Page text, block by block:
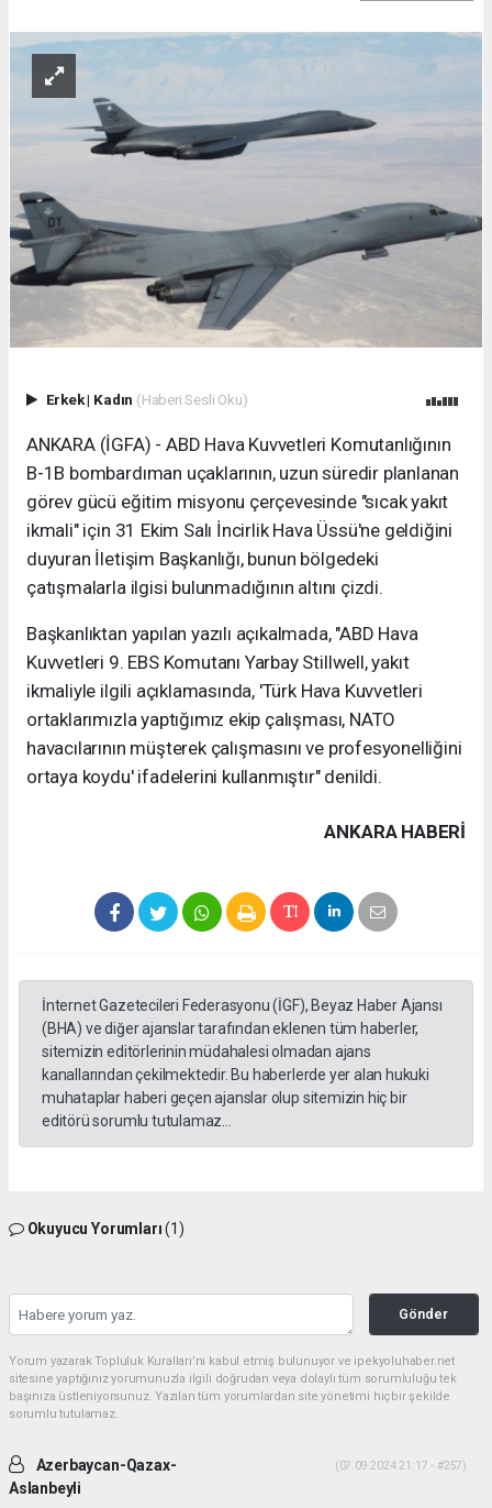
Erkek| Kadın (Haberi Sesli Oku)
ANKARA (İGFA) - ABD Hava Kuvvetleri Komutanlığının
B-1B bombardıman uçaklarının, uzun süredir planlanan
görev gücü eğitim misyonu çerçevesinde "sıcak yakıt
ikmali" için 31 Ekim Salı İncirlik Hava Üssü'ne geldiğini
duyuran İletişim Başkanlığı, bunun bölgedeki
çatışmalarla ilgisi bulunmadığının altını çizdi.
Başkanlıktan yapılan yazılı açıkalmada, "ABD Hava
Kuvvetleri 9. EBS Komutanı Yarbay Stillwell, yakıt
ikmaliyle ilgili açıklamasında, 'Türk Hava Kuvvetleri
ortaklarımızla yaptığımız ekip çalışması, NATO
havacılarının müşterek çalışmasını ve profesyonelliğini
ortaya koydu' ifadelerini kullanmıştır" denildi.
ANKARA HABERİ
İnternet Gazetecileri Federasyonu (İGF), Beyaz Haber Ajansı
(BHA) ve diğer ajanslar tarafından eklenen tüm haberler,
sitemizin editörlerinin müdahalesi olmadan ajans
kanallarından çekilmektedir. Bu haberlerde yer alan hukuki
muhataplar haberi geçen ajanslar olup sitemizin hiç bir
editörü sorumlu tutulamaz...
Okuyucu Yorumları(1)
Gönder
Yorum yazarak Topluluk Kuralları’nı kabul etmiş bulunuyor ve ipekyoluhaber.net
sitesine yaptığınız yorumunuzla ilgili doğrudan veya dolaylı tüm sorumluluğu tek
başınıza üstleniyorsunuz. Yazılan tüm yorumlardan site yönetimi hiçbir şekilde
sorumlu tutulamaz.
Azerbaycan-Qazax-
Aslanbeyli
(07.09.2024 21:17 - #257)